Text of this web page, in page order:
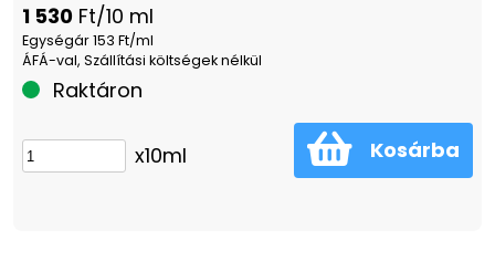
1 530 Ft/10 ml
Egységár 153 Ft/ml
ÁFÁ-val, Szállítási költségek nélkül
Raktáron
x10ml Kosárba